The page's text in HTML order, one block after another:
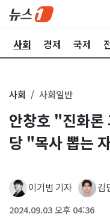
사회 경제 국제
사회 사회일반
안창호 "진화
당 "목사 뽑는
이기범 기자 김
2024.09.03 오후 04:36